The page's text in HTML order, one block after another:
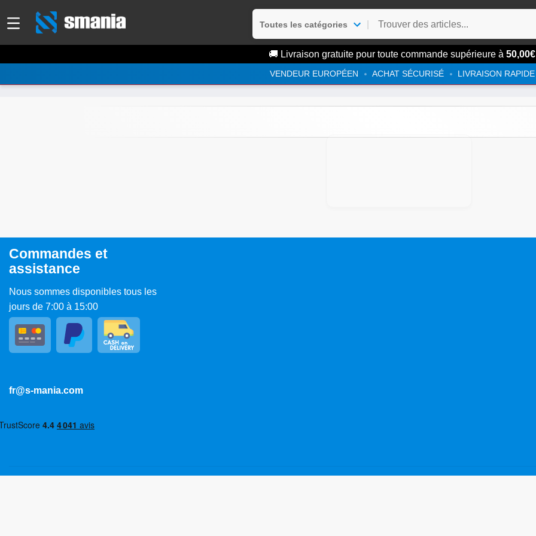
Toutes les catégories
🚚 Livraison gratuite pour toute commande supérieure à 50,00€
VENDEUR EUROPÉEN ACHAT SÉCURISÉ LIVRAISON RAPIDE
Commandes et
assistance
Nous sommes disponibles tous les
jours de 7:00 à 15:00
fr@s-mania.com